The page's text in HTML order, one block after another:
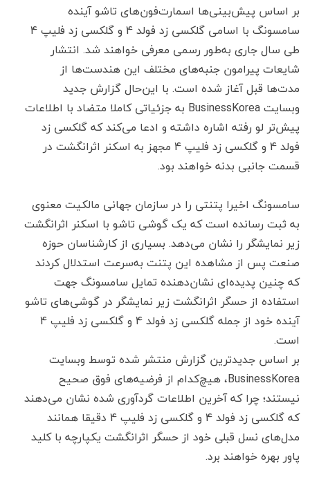
بر اساس پیش‌بینی‌ها اسمارت‌فون‌های تاشو آینده
سامسونگ با اسامی گلکسی زد فولد 4 و گلکسی زد فلیپ 4
طی سال جاری به‌طور رسمی معرفی خواهند شد. انتشار
شایعات پیرامون جنبه‌های مختلف این هندست‌ها از
مدت‌ها قبل آغاز شده است. با این‌حال گزارش جدید
وبسایت BusinessKorea به جزئیاتی کاملا متضاد با اطلاعات
پیش‌تر لو رفته اشاره داشته و ادعا می‌کند که گلکسی زد
فولد 4 و گلکسی زد فلیپ 4 مجهز به اسکنر اثرانگشت در
قسمت جانبی بدنه خواهند بود.
سامسونگ اخیرا پتنتی را در سازمان جهانی مالکیت معنوی
به ثبت رسانده است که یک گوشی تاشو با اسکنر اثرانگشت
زیر نمایشگر را نشان می‌دهد. بسیاری از کارشناسان حوزه
صنعت پس از مشاهده این پتنت به‌سرعت استدلال کردند
که چنین پدیده‌ای نشان‌دهنده تمایل سامسونگ جهت
استفاده از حسگر اثرانگشت زیر نمایشگر در گوشی‌های تاشو
آینده خود از جمله گلکسی زد فولد 4 و گلکسی زد فلیپ 4
است.
بر اساس جدیدترین گزارش منتشر شده توسط وبسایت
BusinessKorea، هیچ‌کدام از فرضیه‌های فوق صحیح
نیستند؛ چرا که آخرین اطلاعات گردآوری شده نشان می‌دهند
که گلکسی زد فولد 4 و گلکسی زد فلیپ 4 دقیقا همانند
مدل‌های نسل قبلی خود از حسگر اثرانگشت یکپارچه با کلید
پاور بهره خواهند برد.